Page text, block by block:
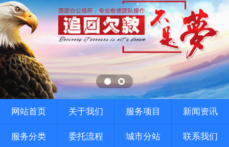
网站首页 关于我们 服务项目 新闻资讯
服务分类 委托流程 城市分站 联系我们